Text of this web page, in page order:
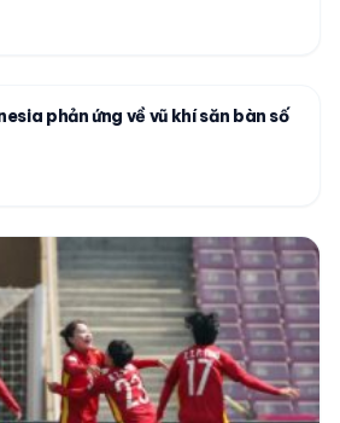
phản ứng về vũ khí săn bàn số